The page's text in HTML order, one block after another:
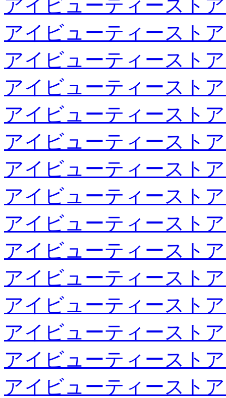
アイビューティースト
アイビューティースト
アイビューティースト
アイビューティースト
アイビューティースト
アイビューティースト
アイビューティースト
アイビューティースト
アイビューティースト
アイビューティースト
アイビューティースト
アイビューティースト
アイビューティースト
アイビューティースト
アイビューティースト